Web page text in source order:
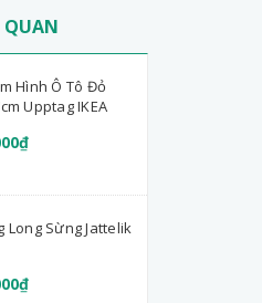
QUAN
Hình Ô Tô Đỏ
Upptag IKEA
Long Sừng Jattelik